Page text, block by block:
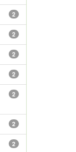
2
2
2
2
2
2
2